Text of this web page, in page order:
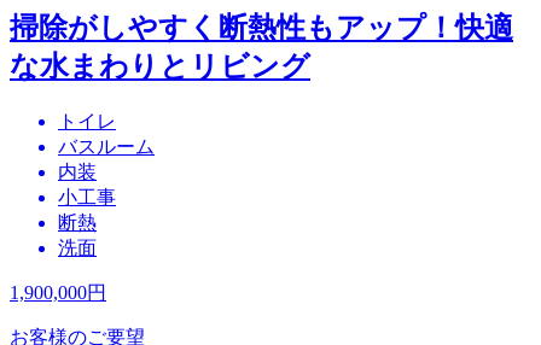
掃除がしやすく断熱性もアップ！快適
な水まわりとリビング
トイレ
バスルーム
内装
小工事
断熱
洗面
1,900,000円
お客様のご要望